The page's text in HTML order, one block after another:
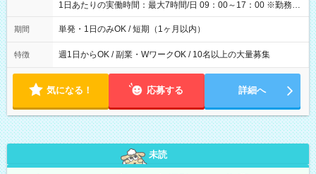
1日あたりの実働時間：最大7時間/日 09：00～17：00 ※勤務時
間は 試験により異なります。
期間 単発・1日のみOK / 短期（1ヶ月以内）
特徴 週1日からOK / 副業・WワークOK / 10名以上の大量募集
気になる！ 応募する 詳細へ
未読